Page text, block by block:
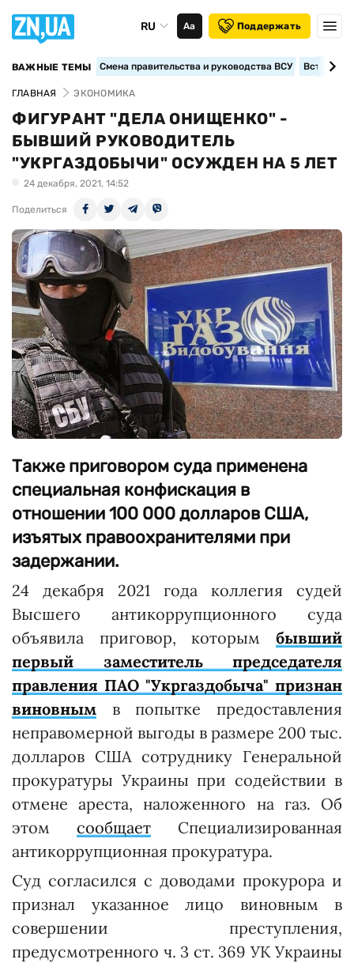
RU Аа Поддержать
ВАЖНЫЕ ТЕМЫ Смена правительства и руководства ВСУ
ГЛАВНАЯ ЭКОНОМИКА
ФИГУРАНТ "ДЕЛА ОНИЩЕНКО" -
БЫВШИЙ РУКОВОДИТЕЛЬ
"УКРГАЗДОБЫЧИ" ОСУЖДЕН НА 5 ЛЕТ
24 декабря, 2021, 14:52
Поделиться
Также приговором суда применена
специальная конфискация в
отношении 100 000 долларов США,
изъятых правоохранителями при
задержании.
24 декабря 2021 года коллегия судей
Высшего антикоррупционного суда
объявила приговор, которым бывший
первый заместитель председателя
правления ПАО "Укргаздобыча" признан
виновным в попытке предоставления
неправомерной выгоды в размере 200 тыс.
долларов США сотруднику Генеральной
прокуратуры Украины при содействии в
отмене ареста, наложенного на газ. Об
этом сообщает Специализированная
антикоррупционная прокуратура.
Суд согласился с доводами прокурора и
признал указанное лицо виновным в
совершении преступления,
предусмотренного ч. 3 ст. 369 УК Украины